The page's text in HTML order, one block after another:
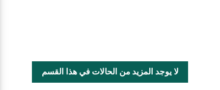
لا يوجد المزيد من الحالات في هذا القسم